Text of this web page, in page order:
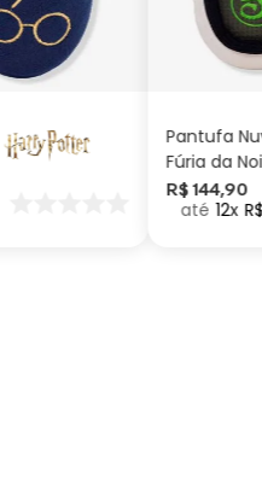
P
Pantufa
Fúria da
Como
seu Dragão
R$ 144,90
12 R$